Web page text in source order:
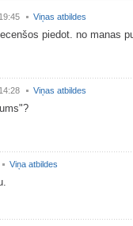
Viņas atbildes
piedot. no manas
Viņas atbildes
Viņa atbildes